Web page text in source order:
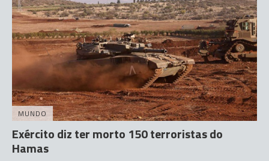
MUNDO
Exército diz ter morto 150 terroristas do
Hamas